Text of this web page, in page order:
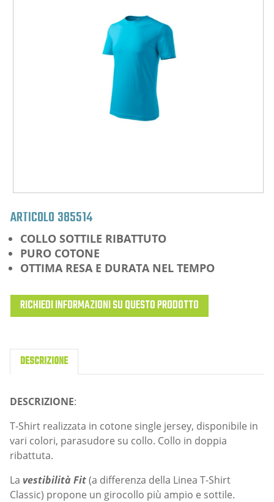
ARTICOLO 385514
COLLO SOTTILE RIBATTUTO
PURO COTONE
OTTIMA RESA E DURATA NEL TEMPO
RICHIEDI INFORMAZIONI SU QUESTO PRODOTTO
DESCRIZIONE
DESCRIZIONE:
T-Shirt realizzata in cotone single jersey, disponibile in
vari colori, parasudore su collo. Collo in doppia
ribattuta.
La vestibilità Fit(a differenza della Linea T-Shirt
Classic) propone un girocollo più ampio e sottile.